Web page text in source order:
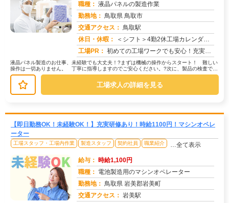
職種： 液晶パネルの製造作業
勤務地： 鳥取県 鳥取市
交通アクセス： 鳥取駅
休日・休暇：
＜シフト＞4勤2休工場カレンダーによるGW年末年始有給取得奨励日
工場PR： 初めての工場ワークでも安心！充実のサポート体制で、あなたを応援します！→家具付き寮が無料で利用可能！鞄一つで新しい...
液晶パネル製造のお仕事、未経験でも大丈夫！?まずは機械の操作からスタート！ 難しい
操作は一切ありません。 丁寧に指導しますのでご安心ください。?次に、製品の検査で
す。 目視で製品をチェックする、...
工場求人の詳細を見る
【即日勤務OK！未経験OK！】充実研修あり！時給1100円！マシンオペレ
ーター
工場スタッフ・工場内作業 製造スタッフ 契約社員 職業紹介 …全て表示
給与： 時給1,100円
職種： 電池製造用のマシンオペレーター
勤務地： 鳥取県 岩美郡岩美町
交通アクセス： 岩美駅